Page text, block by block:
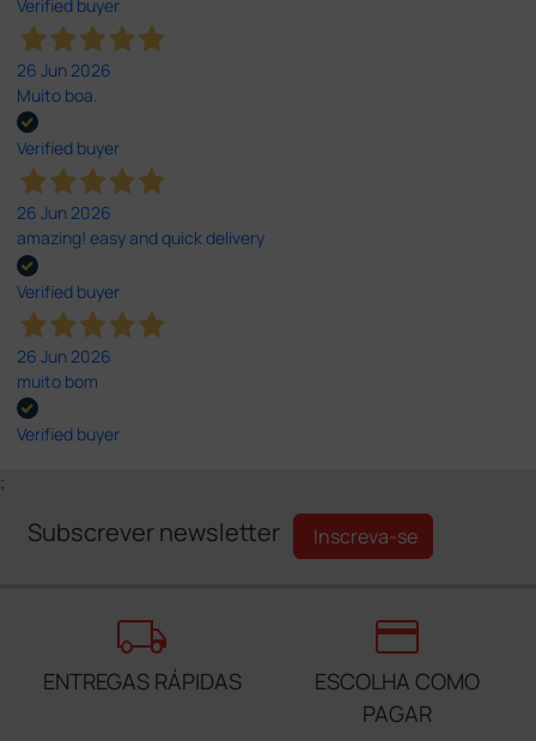
Verified buyer
26 Jun 2026
Muito boa.
Verified buyer
26 Jun 2026
amazing! easy and quick delivery
Verified buyer
26 Jun 2026
muito bom
Verified buyer
;
Subscrever newsletter Inscreva-se
local_shipping
ENTREGAS RÁPIDAS
credit_card
ESCOLHA COMO
PAGAR